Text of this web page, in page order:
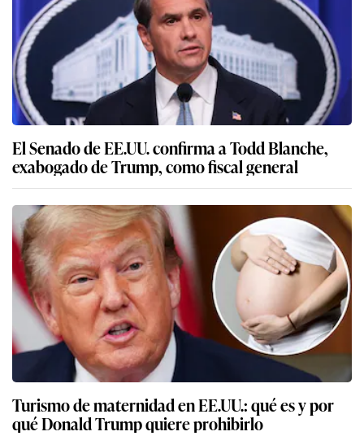
El Senado de EE.UU. confirma a Todd Blanche,
exabogado de Trump, como fiscal general
Turismo de maternidad en EE.UU.: qué es y por
qué Donald Trump quiere prohibirlo